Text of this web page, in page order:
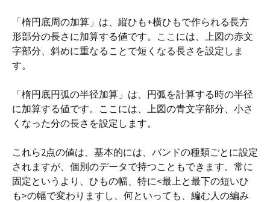
「楕円底周の加算」は、縦ひも+横ひもで作られる長方
形部分の長さに加算する値です。ここには、上図の赤文
字部分、斜めに重なることで短くなる長さを設定しま
す。
「楕円底円弧の半径加算」は、円弧を計算する時の半径
に加算する値です。ここには、上図の青文字部分、小さ
くなった分の長さを設定します。
これら2点の値は、基本的には、バンドの種類ごとに設定
されますが、個別のデータで持つこともできます。常に
固定というより、ひもの幅、特に<最上と最下の短いひ
も>の幅で変わりますし、何といっても、編む人の編み